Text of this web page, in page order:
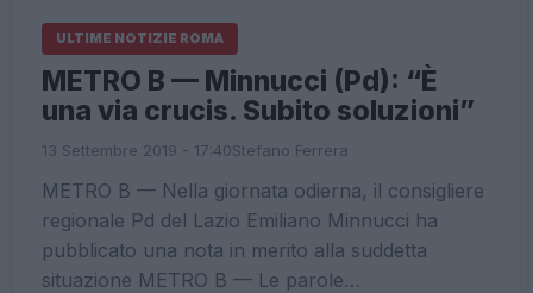
ULTIME NOTIZIE ROMA
METRO B — Minnucci (Pd): “È
una via crucis. Subito soluzioni”
13 Settembre 2019 - 17:40Stefano Ferrera
METRO B — Nella giornata odierna, il consigliere
regionale Pd del Lazio Emiliano Minnucci ha
pubblicato una nota in merito alla suddetta
situazione METRO B — Le parole…